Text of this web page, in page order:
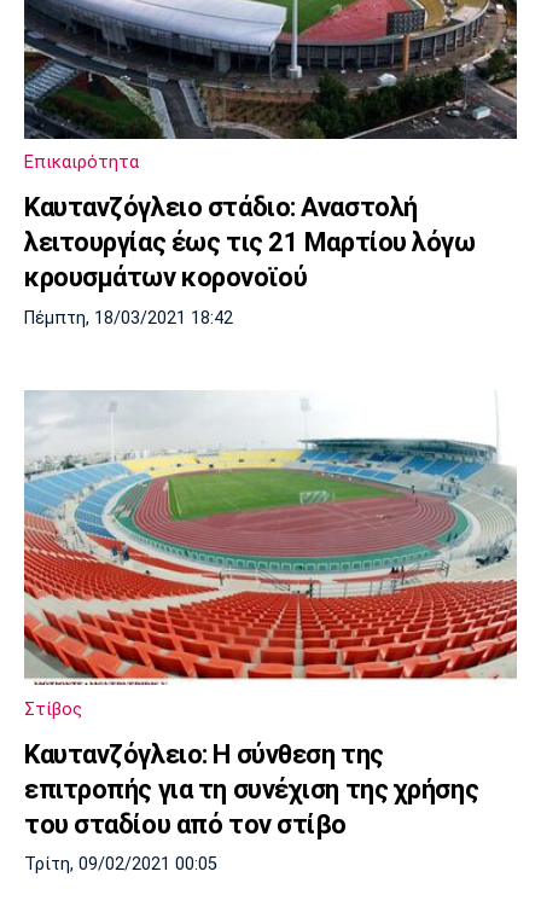
Επικαιρότητα
Καυτανζόγλειο στάδιο: Αναστολή
λειτουργίας έως τις 21 Μαρτίου λόγω
κρουσμάτων κορονοϊού
Πέμπτη, 18/03/2021 18:42
Στίβος
Καυτανζόγλειο: Η σύνθεση της
επιτροπής για τη συνέχιση της χρήσης
του σταδίου από τον στίβο
Τρίτη, 09/02/2021 00:05